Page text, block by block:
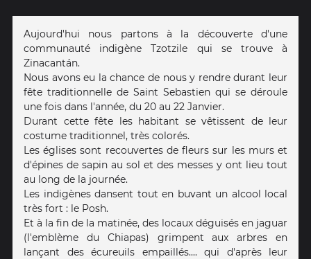
Aujourd'hui nous partons à la découverte d'une
communauté indigène Tzotzile qui se trouve à
Zinacantán.
Nous avons eu la chance de nous y rendre durant leur
fête traditionnelle de Saint Sebastien qui se déroule
une fois dans l'année, du 20 au 22 Janvier.
Durant cette fête les habitant se vêtissent de leur
costume traditionnel, très colorés.
Les églises sont recouvertes de fleurs sur les murs et
d'épines de sapin au sol et des messes y ont lieu tout
au long de la journée.
Les indigènes dansent tout en buvant un alcool local
très fort : le Posh.
Et à la fin de la matinée, des locaux déguisés en jaguar
(l'emblème du Chiapas) grimpent aux arbres en
lançant des écureuils empaillés.... qui d'après leur